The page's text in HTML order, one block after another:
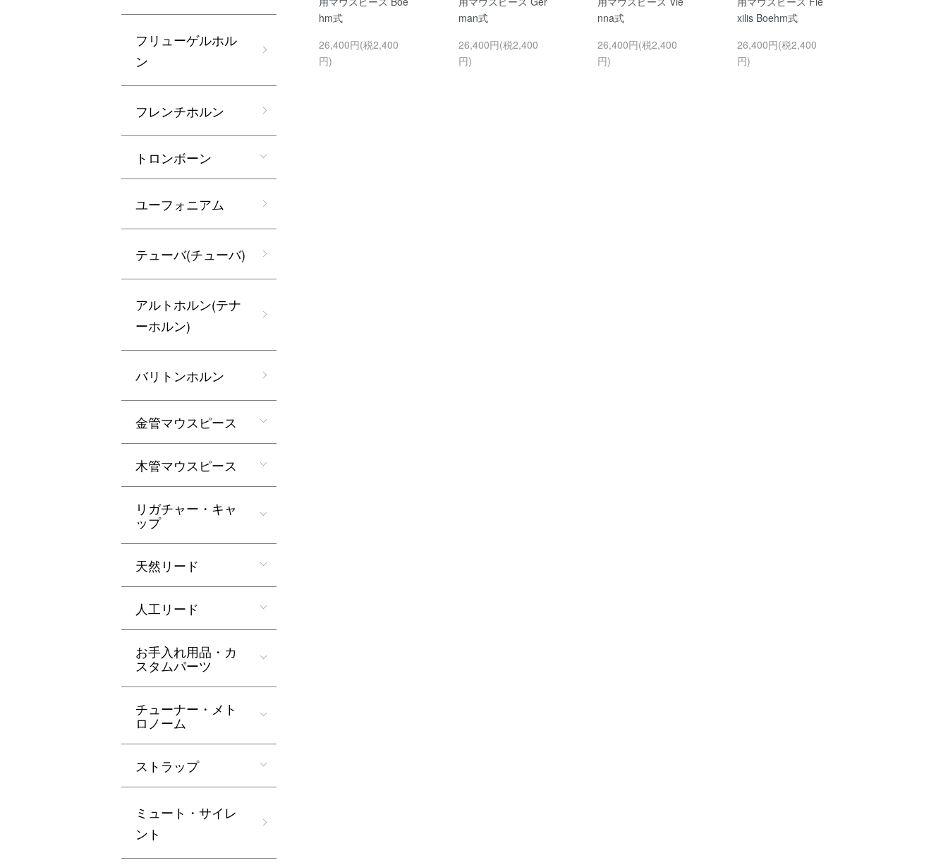
hm式
26,400円(税2,400
円)
man式
26,400円(税2,400
円)
nna式
26,400円(税2,400
円)
xilis Boehm式
26,400円(税2,400
円)
フリューゲルホル
ン
フレンチホルン
トロンボーン
ユーフォニアム
テューバ(チューバ)
アルトホルン(テナ
ーホルン)
バリトンホルン
金管マウスピース
木管マウスピース
リガチャー・キャ
ップ
天然リード
人工リード
お手入れ用品・カ
スタムパーツ
チューナー・メト
ロノーム
ストラップ
ミュート・サイレ
ント